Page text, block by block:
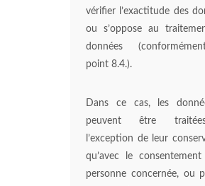
vérifier l’exactitude des
ou s’oppose au
données
point 8.4.).
Dans ce cas, les
peuvent être
l’exception de leur
qu’avec le
personne concernée, ou